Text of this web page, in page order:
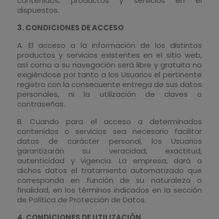
dispuestos.
3. CONDICIONES DE ACCESO
A. El acceso a la información de los distintos
productos y servicios existentes en el sitio web,
así como a su navegación será libre y gratuita no
exigiéndose por tanto a los Usuarios el pertinente
registro con la consecuente entrega de sus datos
personales, ni la utilización de claves o
contraseñas.
B. Cuando para el acceso a determinados
contenidos o servicios sea necesario facilitar
datos de carácter personal, los Usuarios
garantizarán su veracidad, exactitud,
autenticidad y vigencia. La empresa, dará a
dichos datos el tratamiento automatizado que
corresponda en función de su naturaleza o
finalidad, en los términos indicados en la sección
de Política de Protección de Datos.